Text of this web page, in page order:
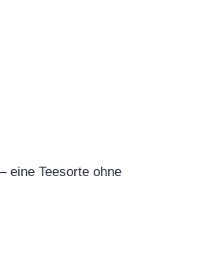
eine Teesorte ohne